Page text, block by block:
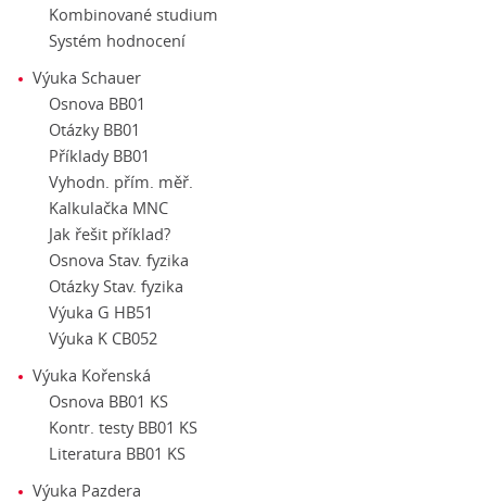
Kombinované studium
Systém hodnocení
Výuka Schauer
Osnova BB01
Otázky BB01
Příklady BB01
Vyhodn. přím. měř.
Kalkulačka MNC
Jak řešit příklad?
Osnova Stav. fyzika
Otázky Stav. fyzika
Výuka G HB51
Výuka K CB052
Výuka Kořenská
Osnova BB01 KS
Kontr. testy BB01 KS
Literatura BB01 KS
Výuka Pazdera